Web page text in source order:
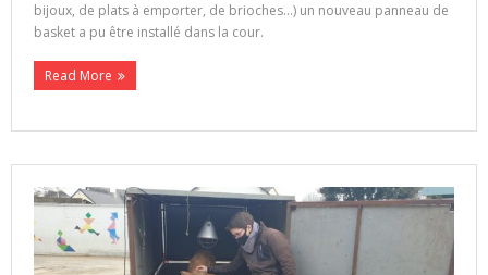
bijoux, de plats à emporter, de brioches…) un nouveau panneau de
basket a pu être installé dans la cour.
Read More